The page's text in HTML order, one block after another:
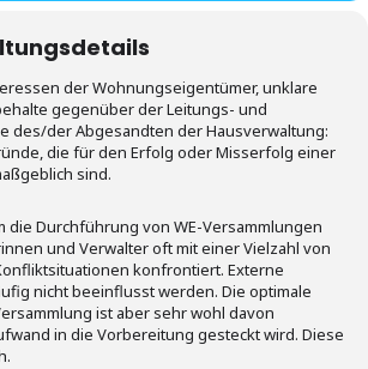
der Wohnungseigentümer, unklare
gegenüber der Leitungs- und
des/der Abgesandten der Hausverwaltung:
die für den Erfolg oder Misserfolg einer
sind.
die Durchführung von WE-Versammlungen
und Verwalter oft mit einer Vielzahl von
konfrontiert. Externe
nicht beeinflusst werden. Die optimale
ist aber sehr wohl davon
in die Vorbereitung gesteckt wird. Diese